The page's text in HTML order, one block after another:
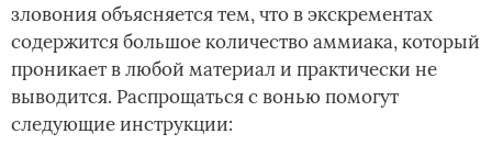
зловония объясняется тем, что в экскрементах
содержится большое количество аммиака, который
проникает в любой материал и практически не
выводится. Распрощаться с вонью помогут
следующие инструкции: